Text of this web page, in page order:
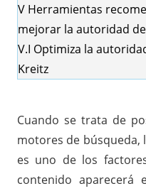
V Herramientas
mejorar la autoridad
V.I Optimiza la
Kreitz
Cuando se trata de
motores de búsqueda,
es uno de los
contenido aparecerá